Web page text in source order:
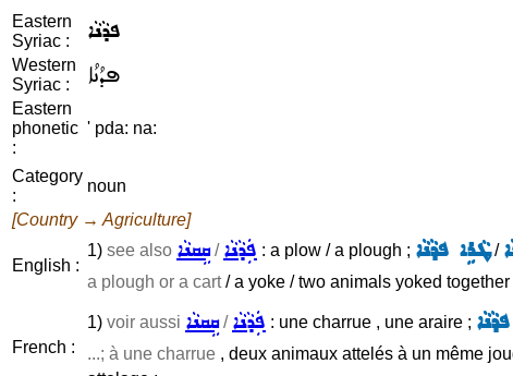
Eastern
Syriac :
ܦܕܵܢܵܐ
Western
Syriac :
ܦܕܳܢܳܐ
Eastern
phonetic
:
' pda: na:
Category
:
noun
[Country → Agriculture]
English :
1) see also ܩܹܩܢܵܐ/ܦܲܕܵܢܵܐ : a plow / a plough ; ܛܵܪܹܐ ܦܕܵܢܵܐ/
a plough or a cart/ a yoke / two animals yoked together
French :
1) voir aussi ܩܹܩܢܵܐ/ܦܲܕܵܢܵܐ : une charrue , une araire ;
...; à une charrue , deux animaux attelés à un même